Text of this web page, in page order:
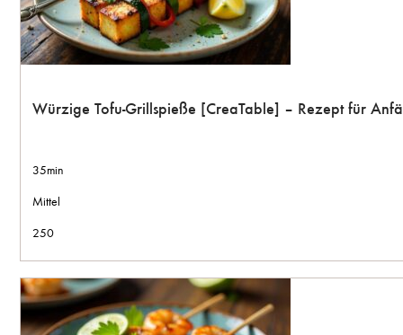
Würzige Tofu-Grillspieße [CreaTable] – Rezept für
35min
Mittel
250